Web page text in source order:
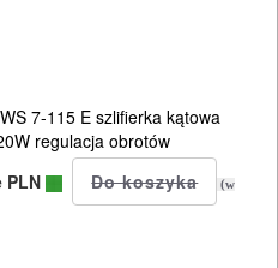
7-115 E szlifierka kątowa
regulacja obrotów
PLN
(w